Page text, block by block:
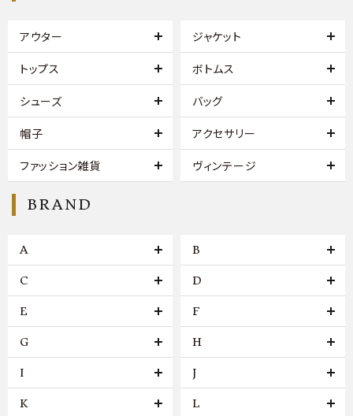
アウター ジャケット
トップス ボトムス
シューズ バッグ
帽子 アクセサリー
ファッション雑貨 ヴィンテージ
BRAND
A B
C D
E F
G H
I J
K L